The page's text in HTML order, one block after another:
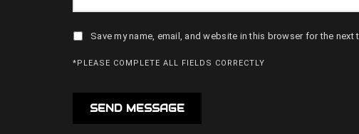
Save my name, email, and website in this browser for the next
*PLEASE COMPLETE ALL FIELDS CORRECTLY